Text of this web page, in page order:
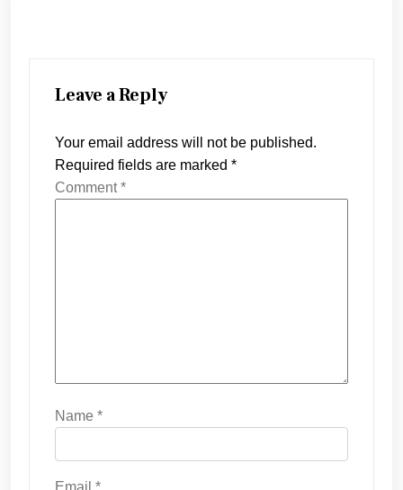
Leave a Reply
Your email address will not be published.
Required fields are marked *
Comment*
Name *